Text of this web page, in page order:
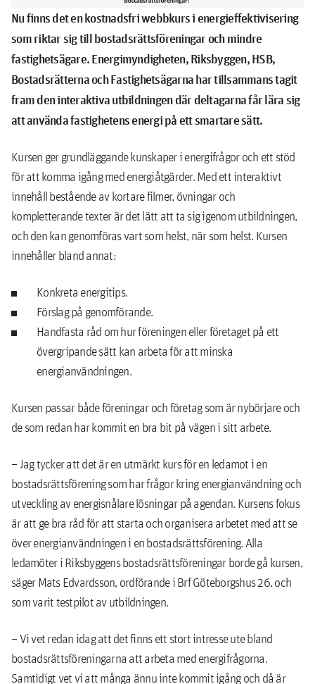
Nu finns det en kostnadsfri webbkurs i energieffektivisering
som riktar sig till bostadsrättsföreningar och mindre
fastighetsägare. Energimyndigheten, Riksbyggen, HSB,
Bostadsrätterna och Fastighetsägarna har tillsammans tagit
fram den interaktiva utbildningen där deltagarna får lära sig
att använda fastighetens energi på ett smartare sätt.
Kursen ger grundläggande kunskaper i energifrågor och ett stöd
för att komma igång med energiåtgärder. Med ett interaktivt
innehåll bestående av kortare filmer, övningar och
kompletterande texter är det lätt att ta sig igenom utbildningen,
och den kan genomföras vart som helst, när som helst. Kursen
innehåller bland annat:
Konkreta energitips.
Förslag på genomförande.
Handfasta råd om hur föreningen eller företaget på ett
övergripande sätt kan arbeta för att minska
energianvändningen.
Kursen passar både föreningar och företag som är nybörjare och
de som redan har kommit en bra bit på vägen i sitt arbete.
– Jag tycker att det är en utmärkt kurs för en ledamot i en
bostadsrättsförening som har frågor kring energianvändning och
utveckling av energisnålare lösningar på agendan. Kursens fokus
är att ge bra råd för att starta och organisera arbetet med att se
över energianvändningen i en bostadsrättsförening. Alla
ledamöter i Riksbyggens bostadsrättsföreningar borde gå kursen,
säger Mats Edvardsson, ordförande i Brf Göteborgshus 26, och
som varit testpilot av utbildningen.
– Vi vet redan idag att det finns ett stort intresse ute bland
bostadsrättsföreningarna att arbeta med energifrågorna.
Samtidigt vet vi att många ännu inte kommit igång och då är